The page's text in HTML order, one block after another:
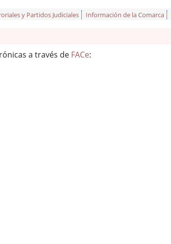
y Partidos Judiciales Información de la Comarca
a través de FACe: